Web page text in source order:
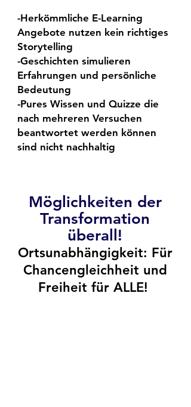
-Herkömmliche E-Learning
Angebote nutzen kein richtiges
Storytelling
-Geschichten simulieren
Erfahrungen und persönliche
Bedeutung
-Pures Wissen und Quizze die
nach mehreren Versuchen
beantwortet werden können
sind nicht nachhaltig
Möglichkeiten der
Transformation
überall!
Ortsunabhängigkeit: Für
Chancengleichheit und
Freiheit für ALLE!